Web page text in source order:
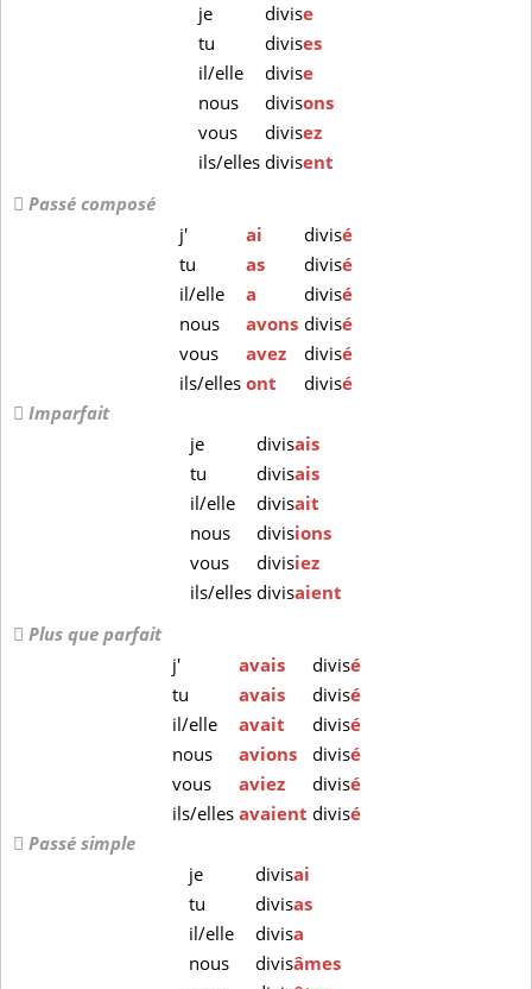
je
divise
tu
divises
il/elle
divise
nous
divisons
vous
divisez
ils/ellesdivisent
Passé composé
j'
ai divisé
tu
as divisé
il/elle
a divisé
nous
avons divisé
vous
avez divisé
ils/ellesont divisé
Imparfait
je
divisais
tu
divisais
il/elle
divisait
nous
divisions
vous
divisiez
ils/ellesdivisaient
Plus que parfait
j'
avais divisé
tu
avais divisé
il/elle
avait divisé
nous
avions divisé
vous
aviez divisé
ils/elles avaient divisé
Passé simple
je
divisai
tu
divisas
il/elle
divisa
nous
divisâmes